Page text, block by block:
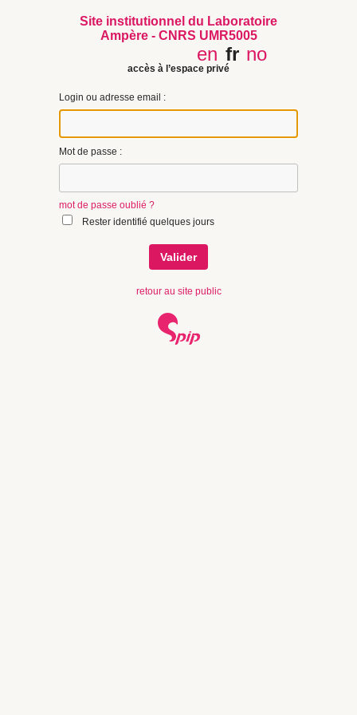
Site institutionnel du Laboratoire
Ampère - CNRS UMR5005
accès à l’espace privé
en fr no
Login ou adresse email :
Mot de passe :
mot de passe oublié ?
Rester identifié quelques jours
retour au site public